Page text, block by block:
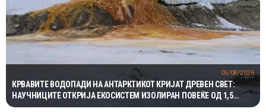
КРВАВИТЕ ВОДОПАДИ НА АНТАРКТИКОТ КРИЈАТ ДРЕВЕН СВЕТ:
НАУЧНИЦИТЕ ОТКРИЈА ЕКОСИСТЕМ ИЗОЛИРАН ПОВЕЌЕ ОД 1,5
МИЛИОНИ ГОДИНИ
05/08/2026